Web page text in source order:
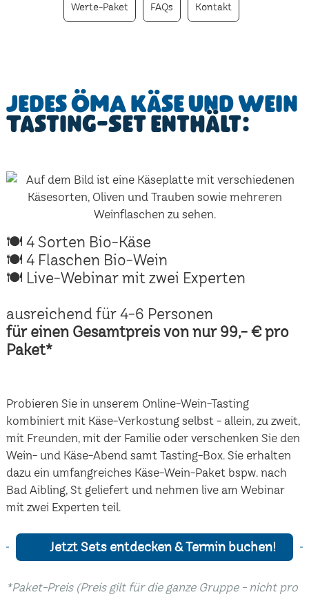
Werte-Paket FAQs Kontakt
Jedes ÖMA Käse und Wein
Tasting-Set enthält:
🍽 4 Sorten Bio-Käse
🍽 4 Flaschen Bio-Wein
🍽 Live-Webinar mit zwei Experten
ausreichend für 4-6 Personen
für einen Gesamtpreis von nur 99,- € pro
Paket*
Probieren Sie in unserem Online-Wein-Tasting
kombiniert mit Käse-Verkostung selbst - allein, zu zweit,
mit Freunden, mit der Familie oder verschenken Sie den
Wein- und Käse-Abend samt Tasting-Box. Sie erhalten
dazu ein umfangreiches Käse-Wein-Paket bspw. nach
Bad Aibling, St geliefert und nehmen live am Webinar
mit zwei Experten teil.
Jetzt Sets entdecken & Termin buchen!
*Paket-Preis (Preis gilt für die ganze Gruppe - nicht pro